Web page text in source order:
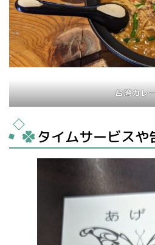
台湾カレ
タイムサービス